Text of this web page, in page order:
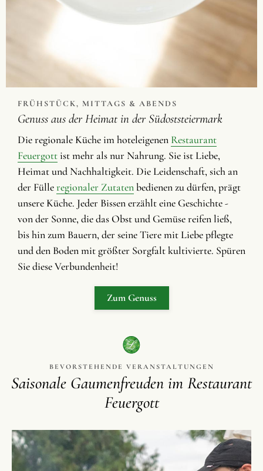
FRÜHSTÜCK, MITTAGS & ABENDS
Genuss aus der Heimat in der Südoststeiermark
Die regionale Küche im hoteleigenen Restaurant
Feuergottist mehr als nur Nahrung. Sie ist Liebe,
Heimat und Nachhaltigkeit. Die Leidenschaft, sich an
der Fülleregionaler Zutatenbedienen zu dürfen, prägt
unsere Küche. Jeder Bissen erzählt eine Geschichte -
von der Sonne, die das Obst und Gemüse reifen ließ,
bis hin zum Bauern, der seine Tiere mit Liebe pflegte
und den Boden mit größter Sorgfalt kultivierte. Spüren
Sie diese Verbundenheit!
Zum Genuss
BEVORSTEHENDE VERANSTALTUNGEN
Saisonale Gaumenfreuden im Restaurant
Feuergott